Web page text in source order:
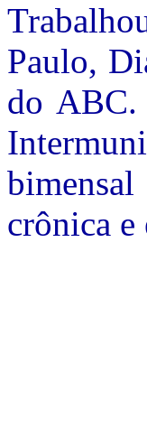
Paulo,
do ABC.
bimensal
crônica e